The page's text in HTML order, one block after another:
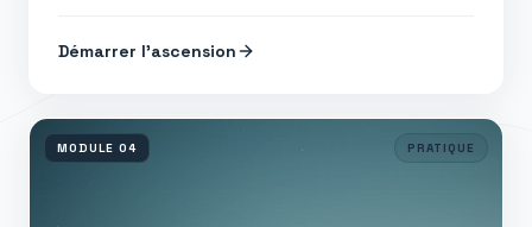
Démarrer l'ascension
MODULE 04 PRATIQUE